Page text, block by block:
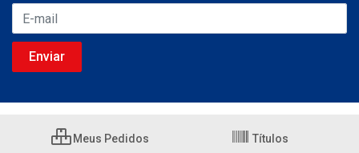
Meus Pedidos Títulos